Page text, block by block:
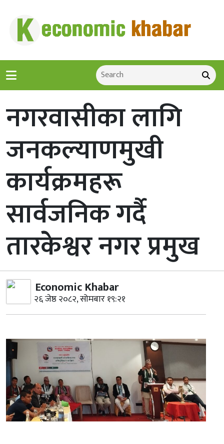
नगरवासीका लागि
जनकल्याणमुखी
कार्यक्रमहरू
सार्वजनिक गर्दै
तारकेश्वर नगर प्रमुख
Economic Khabar
२६ जेष्ठ २०८२, सोमबार १९:२१